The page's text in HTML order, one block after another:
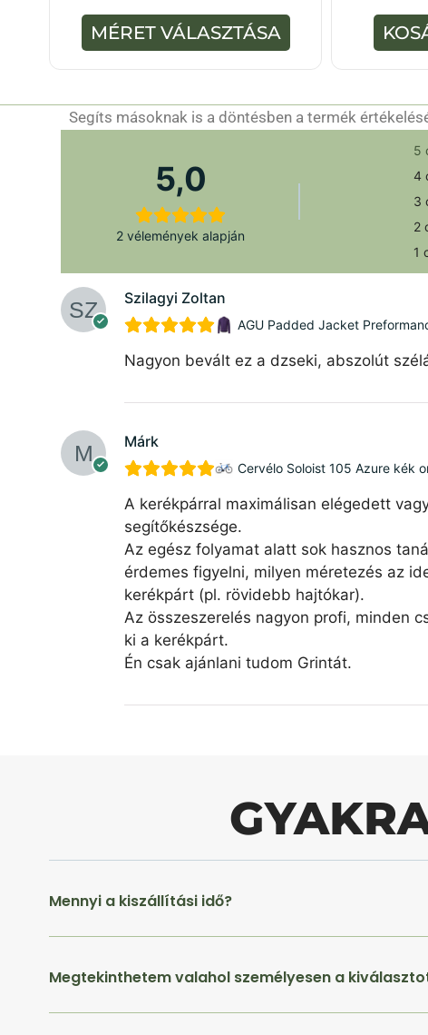
z
5
-
b
MÉRET VÁLASZTÁSA
Segíts másoknak is a döntésben a termék
5,0
2 vélemények alapján
5
4
3
2
1
Szilagyi Zoltan
AGU Padded Jacket
Nagyon bevált ez a dzseki, abszolút
Márk
Cervélo Soloist 105 Azure kék
A kerékpárral maximálisan elégedett
segítőkészsége.
Az egész folyamat alatt sok hasznos
érdemes figyelni, milyen méretezés az
kerékpárt (pl. rövidebb hajtókar).
Az összeszerelés nagyon profi, minden
ki a kerékpárt.
Én csak ajánlani tudom Grintát.
Mennyi a kiszállítási idő?
Megtekinthetem valahol személyesen a